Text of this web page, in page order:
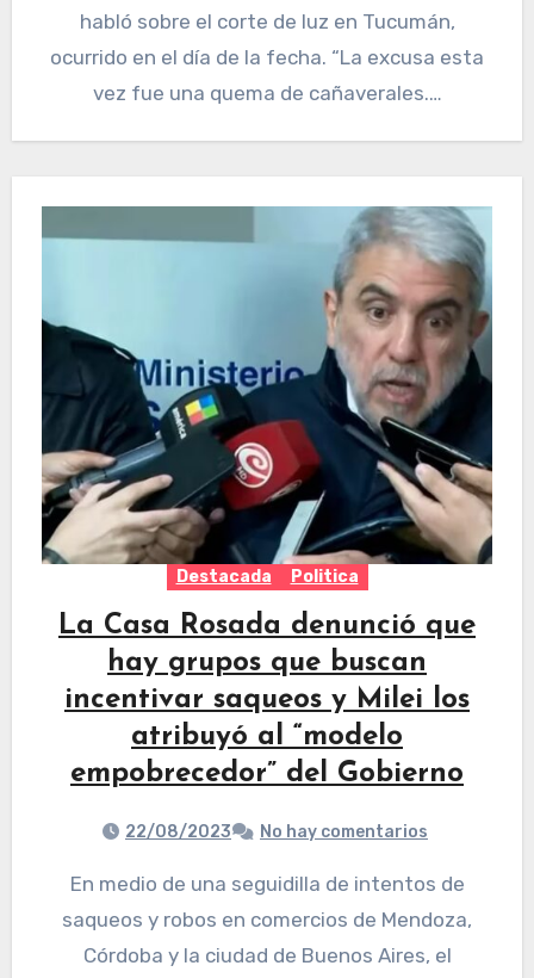
habló sobre el corte de luz en Tucumán,
ocurrido en el día de la fecha. “La excusa esta
vez fue una quema de cañaverales.…
Destacada Politica
La Casa Rosada denunció que
hay grupos que buscan
incentivar saqueos y Milei los
atribuyó al “modelo
empobrecedor” del Gobierno
22/08/2023 No hay comentarios
En medio de una seguidilla de intentos de
saqueos y robos en comercios de Mendoza,
Córdoba y la ciudad de Buenos Aires, el